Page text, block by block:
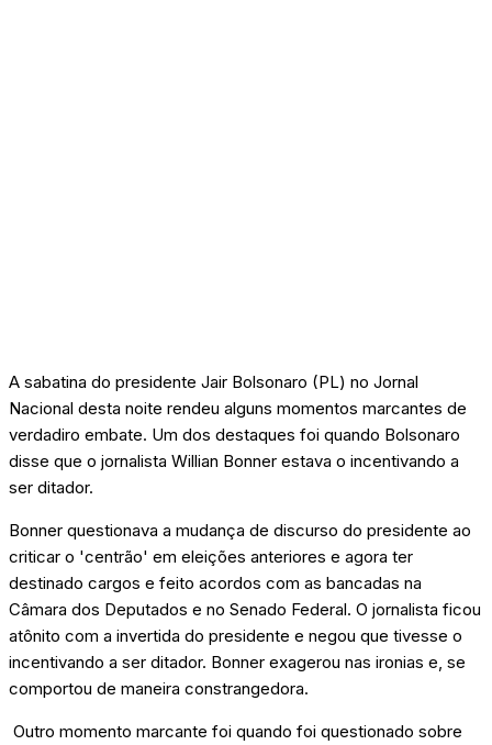
A sabatina do presidente Jair Bolsonaro (PL) no Jornal
Nacional desta noite rendeu alguns momentos marcantes de
verdadiro embate. Um dos destaques foi quando Bolsonaro
disse que o jornalista Willian Bonner estava o incentivando a
ser ditador.
Bonner questionava a mudança de discurso do presidente ao
criticar o 'centrão' em eleições anteriores e agora ter
destinado cargos e feito acordos com as bancadas na
Câmara dos Deputados e no Senado Federal. O jornalista ficou
atônito com a invertida do presidente e negou que tivesse o
incentivando a ser ditador. Bonner exagerou nas ironias e, se
comportou de maneira constrangedora.
Outro momento marcante foi quando foi questionado sobre